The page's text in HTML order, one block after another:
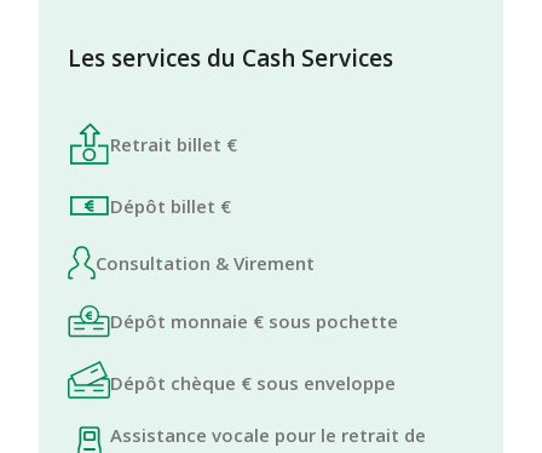
Les services du Cash Services
Retrait billet €
Dépôt billet €
Consultation & Virement
Dépôt monnaie € sous pochette
Dépôt chèque € sous enveloppe
Assistance vocale pour le retrait de